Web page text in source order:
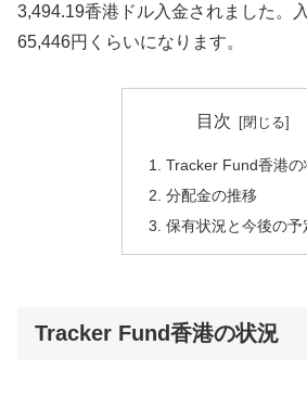
3,494.19香港ドル入金されました。
65,446円くらいになります。
目次
Tracker Fund香港の
分配金の推移
保有状況と今後の予
Tracker Fund香港の状況